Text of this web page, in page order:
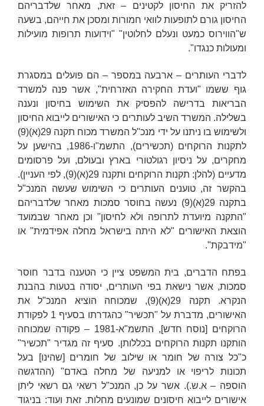
להזריק את החיסון לקטינים – זאת, מאחר שלדבריהם
החיסון גורם לתופעות לוואי חמורות ומסכן את חייהם, בשעה
ש"הווירוס כמעט ונעלם לחלוטין" "וידועות תרופות מועילות
ומעולות כנגדו".
לדברי העותרים – ארבעה במספר – הם פועלים במסגרת
גוף ששמו "ועדת החקירה האזרחית", אשר פנה למשרד
הבריאות בדרישה להפסיק את השימוש בחיסון ונענה
בשלילה. המשרד השיב לעותרים כי האישורים לייבוא החיסון
ולשימוש בו ניתנו על ידי מנכ"ל המשרד מכוח תקנה 29(א)(9)
לתקנות הרוקחים (תכשירים), התשמ"ו-1986, בהישען על
מחקרים, על ניסיון רגולטורי בארץ ובעולם, ועל פרסומים
מדעיים (להלן: תקנות הרוקחים ותקנה 29(א)(9)
, לפי העניין).
בהקשר זה, טוענים העותרים כי השימוש שעשה המנכ"ל
בתקנה 29(א)(9) נעשה בחוסר סמכות מאחר שלדבריהם
"התקנה מיועדת לתרופה ולא לחיסון" וכן מאחר שבמועד
הוצאת האישורים "לא היתה בישראל מחלה אפידמית" או
"מידבקת".
בפתח הדברים, בית המשפט ציין כי הטענה בדבר חוסר
סמכות, אשר נישאת בפי העותרים, יסודה בטעות בהבנת
הנקרא. תקנה 29(א)(9), שמכוחה הוציא המנכ"ל את
האישורים, מדברת על "תכשיר" כהגדרתו בסעיף 1 לפקודת
הרוקחים [נוסח חדש], התשמ"א-1981 – פקודה שמכוחה
הותקנו תקנות הרוקחים בכללותן. סעיף זה מגדיר "תכשיר"
כ"כל צורה של חומר או שילוב של חומרים [שהינו] בעל
תכונות לריפויאו למניעה של מחלה באדם" (ההדגשה
הוספה – א.ש.). אשר על כן, המנכ"ל רשאי גם רשאי ליתן
אישורים לייבוא חיסונים שמונעים מחלות. זאת ועוד: בניגוד